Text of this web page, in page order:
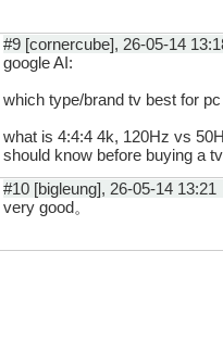
#9 [cornercube], 26-05-14
google AI:
which type/brand tv best for
what is 4:4:4 4k, 120Hz vs
should know before buying a
#10 [bigleung], 26-05-14 13:21
very good。